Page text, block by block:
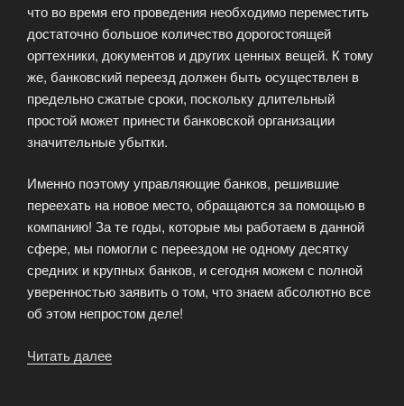
что во время его проведения необходимо переместить
достаточно большое количество дорогостоящей
оргтехники, документов и других ценных вещей. К тому
же, банковский переезд должен быть осуществлен в
предельно сжатые сроки, поскольку длительный
простой может принести банковской организации
значительные убытки.
Именно поэтому управляющие банков, решившие
переехать на новое место, обращаются за помощью в
компанию! За те годы, которые мы работаем в данной
сфере, мы помогли с переездом не одному десятку
средних и крупных банков, и сегодня можем с полной
уверенностью заявить о том, что знаем абсолютно все
об этом непростом деле!
Читать далее